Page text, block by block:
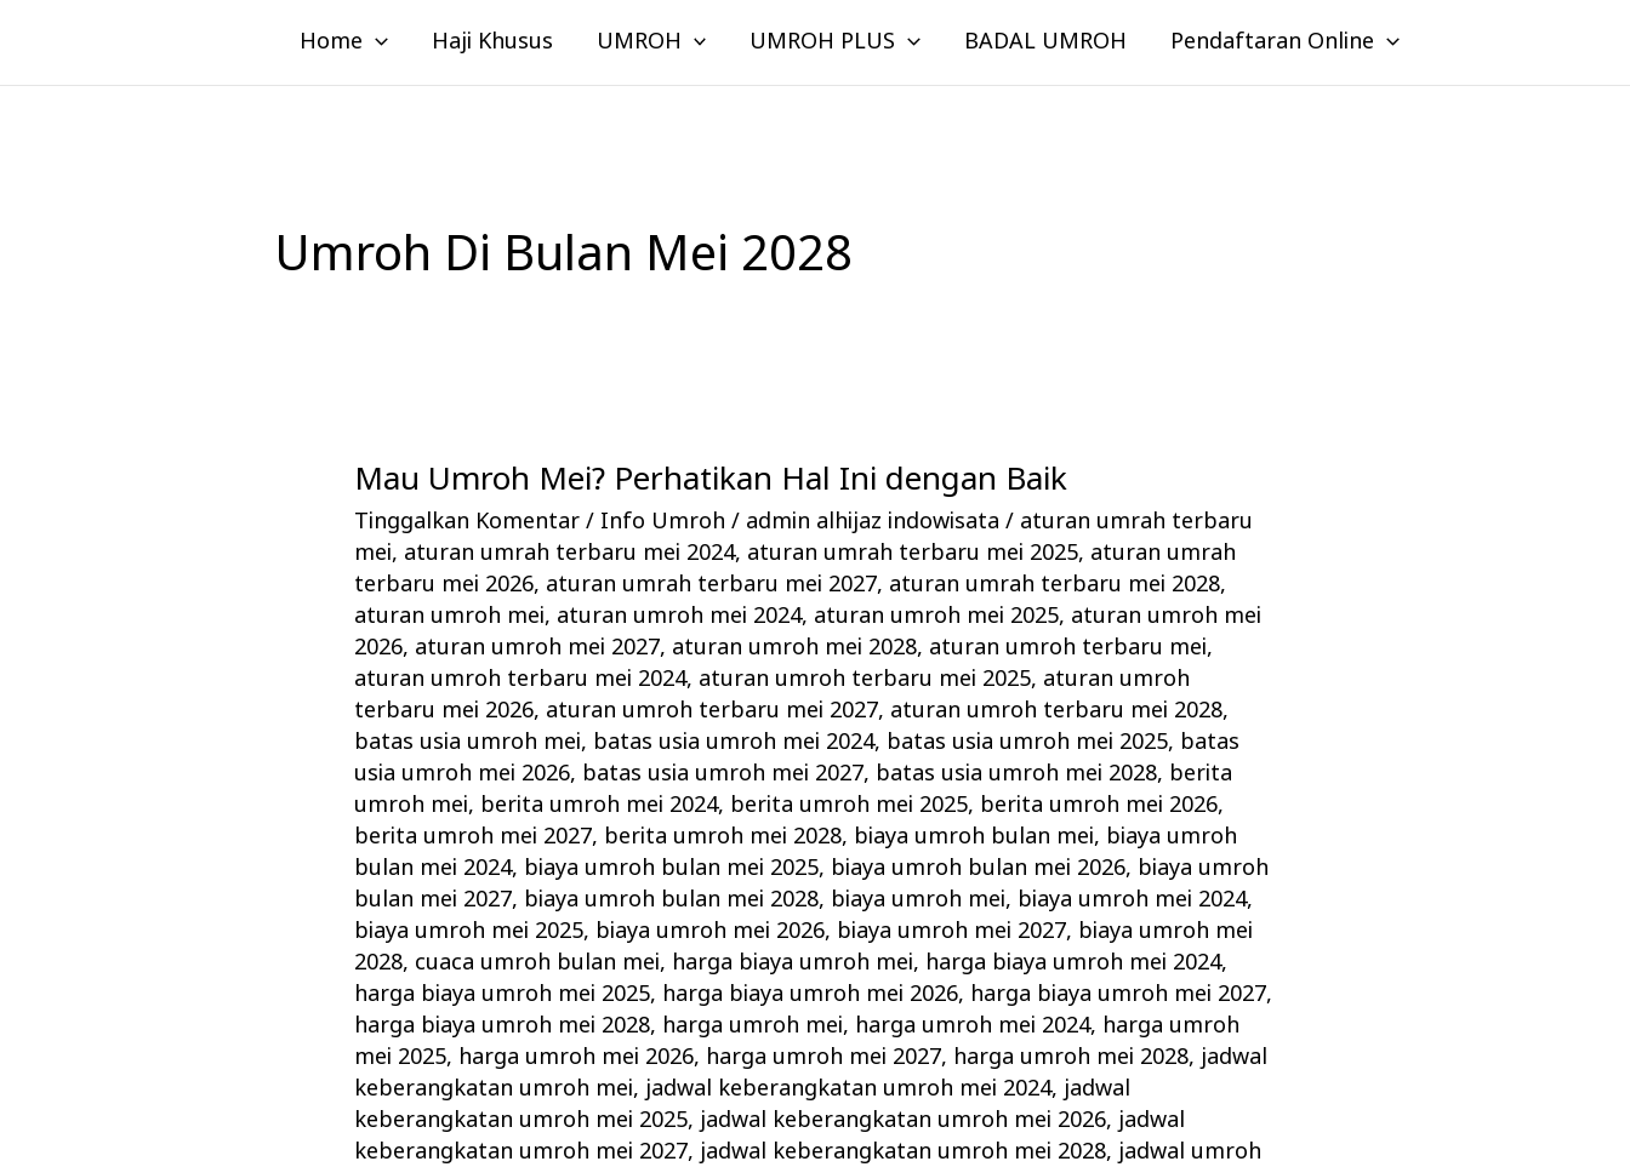
konten
Home Haji Khusus UMROH UMROH PLUS BADAL UMROH Pendaftaran Online
Umroh Di Bulan Mei 2028
Mau Umroh Mei? Perhatikan Hal Ini dengan Baik
Tinggalkan Komentar / Info Umroh / admin alhijaz indowisata/ aturan umrah terbaru
mei, aturan umrah terbaru mei 2024, aturan umrah terbaru mei 2025, aturan umrah
terbaru mei 2026, aturan umrah terbaru mei 2027, aturan umrah terbaru mei 2028,
aturan umroh mei, aturan umroh mei 2024, aturan umroh mei 2025, aturan umroh mei
2026, aturan umroh mei 2027, aturan umroh mei 2028, aturan umroh terbaru mei,
aturan umroh terbaru mei 2024, aturan umroh terbaru mei 2025, aturan umroh
terbaru mei 2026, aturan umroh terbaru mei 2027, aturan umroh terbaru mei 2028,
batas usia umroh mei, batas usia umroh mei 2024, batas usia umroh mei 2025, batas
usia umroh mei 2026, batas usia umroh mei 2027, batas usia umroh mei 2028, berita
umroh mei, berita umroh mei 2024, berita umroh mei 2025, berita umroh mei 2026,
berita umroh mei 2027, berita umroh mei 2028, biaya umroh bulan mei, biaya umroh
bulan mei 2024, biaya umroh bulan mei 2025, biaya umroh bulan mei 2026, biaya umroh
bulan mei 2027, biaya umroh bulan mei 2028, biaya umroh mei, biaya umroh mei 2024,
biaya umroh mei 2025, biaya umroh mei 2026, biaya umroh mei 2027, biaya umroh mei
2028, cuaca umroh bulan mei, harga biaya umroh mei, harga biaya umroh mei 2024,
harga biaya umroh mei 2025, harga biaya umroh mei 2026, harga biaya umroh mei 2027,
harga biaya umroh mei 2028, harga umroh mei, harga umroh mei 2024, harga umroh
mei 2025, harga umroh mei 2026, harga umroh mei 2027, harga umroh mei 2028, jadwal
keberangkatan umroh mei, jadwal keberangkatan umroh mei 2024, jadwal
keberangkatan umroh mei 2025, jadwal keberangkatan umroh mei 2026, jadwal
keberangkatan umroh mei 2027, jadwal keberangkatan umroh mei 2028, jadwal umroh
Mau
Umroh
Mei?
Perhatikan
Hal
Ini
dengan
Baik